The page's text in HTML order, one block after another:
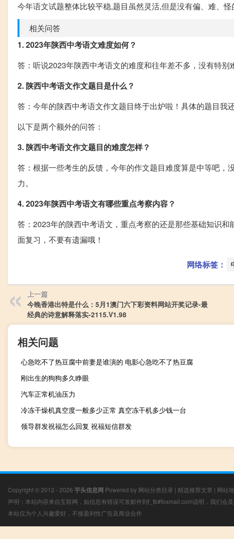
今年语文试题整体比较平稳,题目虽然灵活,但是没有偏、难、
相关问答
1. 2023年陕西中考语文难度如何？
答：听说2023年陕西中考语文的难度和往年差不多，没有特别
2. 陕西中考语文作文题目是什么？
答：今年的陕西中考语文作文题目终于出炉啦！具体的题目我
以下是两个额外的问答：
3. 陕西中考语文作文题目的难度怎样？
答：根据一些考生的反馈，今年的作文题目难度算是中等吧
力。
4. 2023年陕西中考语文有哪些重点考察内容？
答：2023年的陕西中考语文，重点考察的还是那些基础知识
面复习，不要有遗漏哦！
网络标签：
上一篇
今晚香港出特是什么：5月1澳门六下彩资料网站开奖记录-最
经典的诗意解释落实-2115.V1.98
相关问题
心急吃不了热豆腐中前妻是谁演的 电影心急吃不了热豆腐
刚出生的狗狗多久睁眼
汽车正常机油压力
冷冻干燥机真空度一般多少正常 真空冻干机多少钱一台
领导群发祝福怎么回复 祝福短信群发
Copyright © 2012 - 2026 芋头信息网 Powered by 网站分类目录 | 精选推荐文章 | 网站
声明：本站内容来自互联网，如信息有错误可发邮件到f_fb#foxmail.com说明，我们会
本站仅为个人兴趣爱好，不接盈利性广告及商业合作